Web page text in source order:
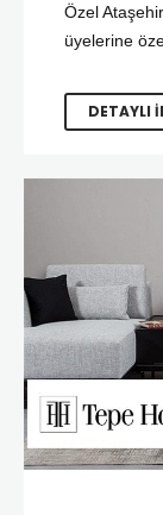
Özel
üyelerine
DETAYLI